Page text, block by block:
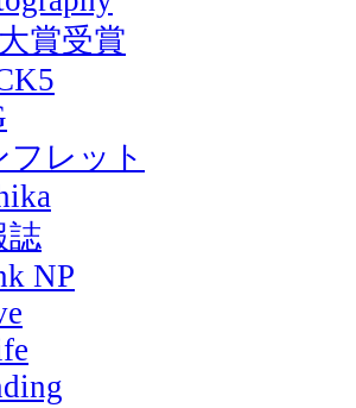
賞受賞
フレット
誌
NP